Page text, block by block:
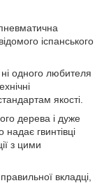
іспанського
одного любителя
якості.
дерева і дуже
гвинтівці
з цими
вкладці,